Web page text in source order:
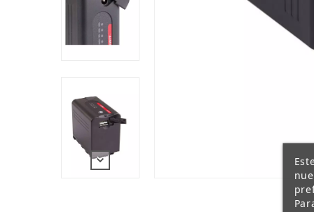
SWIT se almacenan tienen una baja
Carcasa robusta y duradera. La
polímero inyectado, asegura una
Múltiples protecciones de seguridad.
Batería optimizada. Después de un uso
diseñado puede optimizar las células